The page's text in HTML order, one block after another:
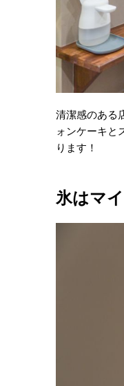
清潔感のある
ォンケーキと
ります！
氷はマ